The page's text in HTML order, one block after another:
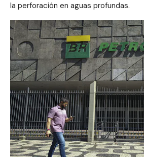
la perforación en aguas profundas.